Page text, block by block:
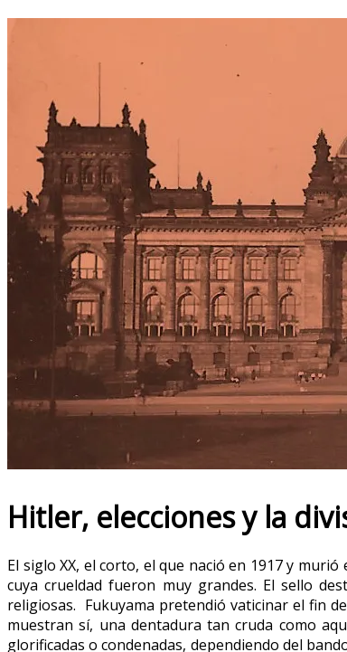
Hitler, elecciones y la
El siglo XX, el corto, el que nació en 1917 y
cuya crueldad fueron muy grandes. El sello
religiosas. Fukuyama pretendió vaticinar el fin
muestran sí, una dentadura tan cruda como
glorificadas o condenadas, dependiendo del